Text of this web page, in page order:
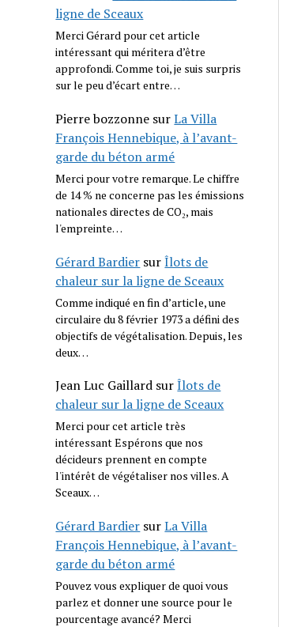
ligne de Sceaux
Merci Gérard pour cet article
intéressant qui méritera d’être
approfondi. Comme toi, je suis surpris
sur le peu d’écart entre…
Pierre bozzonne surLa Villa
François Hennebique, à l’avant-
garde du béton armé
Merci pour votre remarque. Le chiffre
de 14 % ne concerne pas les émissions
nationales directes de CO₂, mais
l'empreinte…
Gérard Bardier surÎlots de
chaleur sur la ligne de Sceaux
Comme indiqué en fin d’article, une
circulaire du 8 février 1973 a défini des
objectifs de végétalisation. Depuis, les
deux…
Jean Luc Gaillard surÎlots de
chaleur sur la ligne de Sceaux
Merci pour cet article très
intéressant Espérons que nos
décideurs prennent en compte
l'intérêt de végétaliser nos villes. A
Sceaux…
Gérard Bardier surLa Villa
François Hennebique, à l’avant-
garde du béton armé
Pouvez vous expliquer de quoi vous
parlez et donner une source pour le
pourcentage avancé? Merci